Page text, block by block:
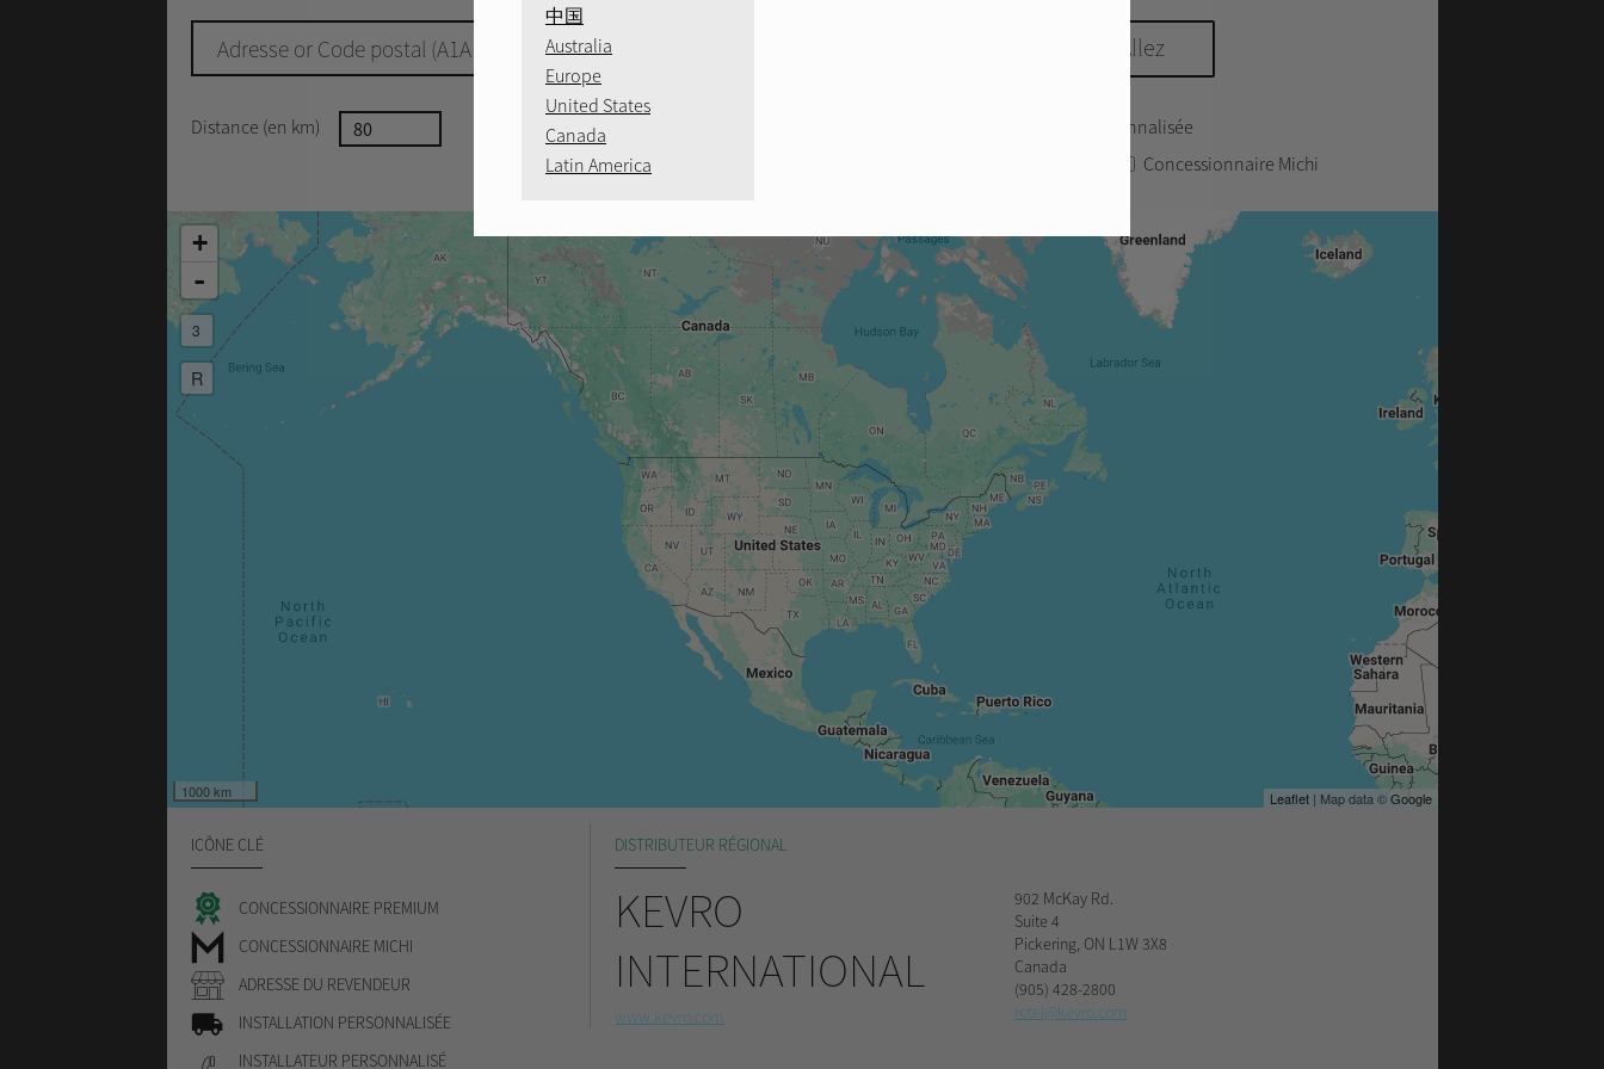
Distance (en km) Distance Concessionnaire Premium
Installation Personnalisée
Installateur Personnalisé (sur Rendez-vous Uniquement)
Concessionnaire Michi
+
-
3
R
1000 km Leaflet| Map data ©Google
ICÔNE CLÉ
CONCESSIONNAIRE PREMIUM
CONCESSIONNAIRE MICHI
ADRESSE DU REVENDEUR
INSTALLATION PERSONNALISÉE
INSTALLATEUR PERSONNALISÉ
DISTRIBUTEUR RÉGIONAL
KEVRO
INTERNATIONAL
902 McKay Rd.
Suite 4
Pickering, ON L1W 3X8
Canada
(905) 428-2800
rotel@kevro.com
www.kevro.com
中国
Australia
Europe
United States
Canada
Latin America